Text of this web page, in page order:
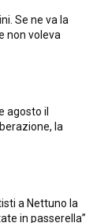
Se ne va la
non voleva
agosto il
la
a Nettuno la
in passerella”